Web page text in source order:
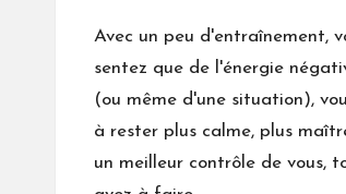
Avec un peu d'entraînement,
sentez que de l'énergie
(ou même d'une situation),
à rester plus calme, plus
un meilleur contrôle de vous,